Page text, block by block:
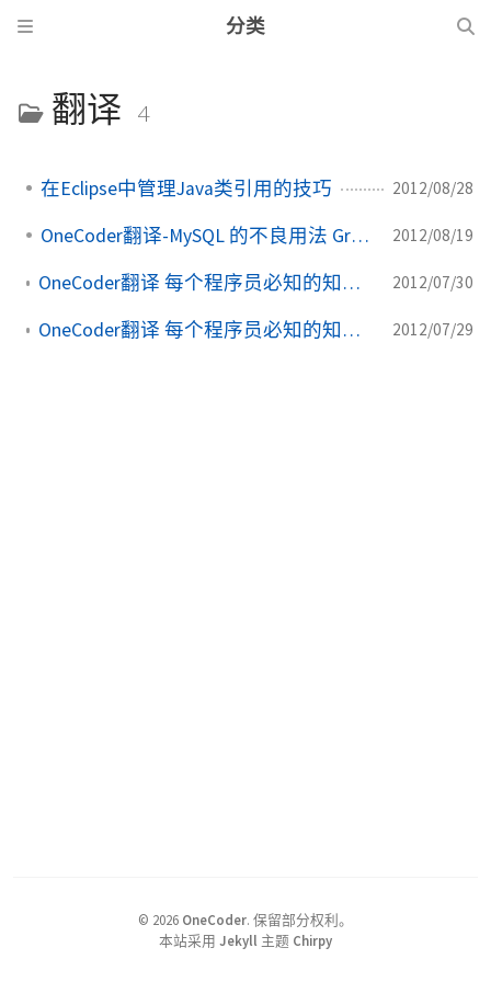
分类
翻译 4
在Eclipse中管理Java类引用的技巧 2012/08/28
OneCoder翻译-MySQL 的不良用法 Group By 2012/08/19
OneCoder翻译 每个程序员必知的知识，UniCode和字符集(下) 2012/07/30
OneCoder翻译 每个程序员必知的知识，UniCode和字符集(上) 2012/07/29
© 2026 OneCoder. 保留部分权利。
本站采用 Jekyll 主题 Chirpy